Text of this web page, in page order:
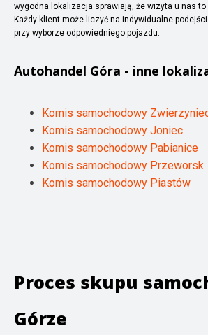
wygodna lokalizacja sprawiają, że wizyta u nas
Każdy klient może liczyć na indywidualne
przy wyborze odpowiedniego pojazdu.
Autohandel Góra - inne
Komis samochodowy
Komis samochodowy Joniec
Komis samochodowy Pabianice
Komis samochodowy Przeworsk
Komis samochodowy Piastów
Proces skupu
Górze